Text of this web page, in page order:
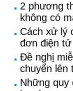
2 phương
không có
Cách xử lý
đơn điện tử
Đề nghị
chuyển lên
Những quy